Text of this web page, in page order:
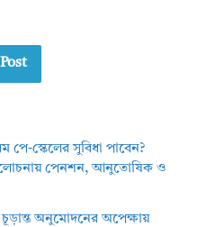
পে-স্কেলের সুবিধা পাবেন?
পেনশন, আনুতোষিক ও
অনুমোদনের অপেক্ষায়